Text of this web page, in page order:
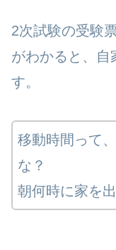
2次試験の受験
がわかると、自
す。
移動時間って
な？
朝何時に家を